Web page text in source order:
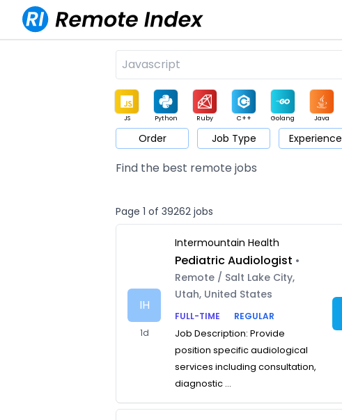
JS Python Ruby C++ Golang Java
Game Web3 UI / UX Architect Product Marketing
Order Job Type Experience
Find the best remote jobs
Page 1 of 39262 jobs
IH
1d
Intermountain Health
Pediatric Audiologist •
Remote / Salt Lake City,
Utah, United States
FULL-TIME
REGULAR
Job Description: Provide
position specific audiological
services including consultation,
diagnostic ...